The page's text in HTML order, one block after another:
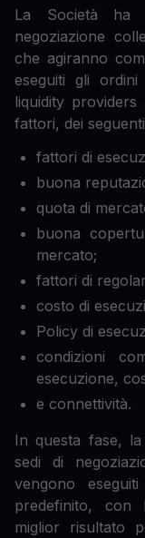
La Società ha
negoziazione
che agiranno
eseguiti gli
liquidity
fattori, dei
fattori di
buona
quota di
buona
mercato;
fattori di
costo di
Policy di
condizioni
esecuzione,
e connettività.
In questa fase,
sedi di
vengono
predefinito, con
miglior risultato